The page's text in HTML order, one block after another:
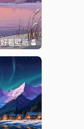
好看壁纸